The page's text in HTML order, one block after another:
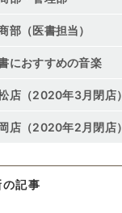
部（医書担当）
におすすめの音楽
店（2020年3月閉店）
店（2020年2月閉店）
の記事